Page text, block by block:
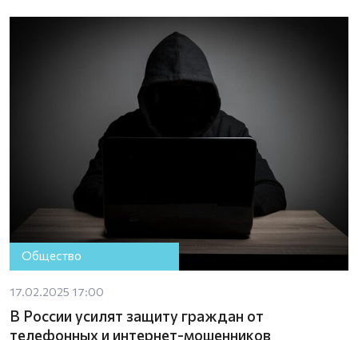
Общество
17.02.2025 17:00
В России усилят защиту граждан от
телефонных и интернет-мошенников